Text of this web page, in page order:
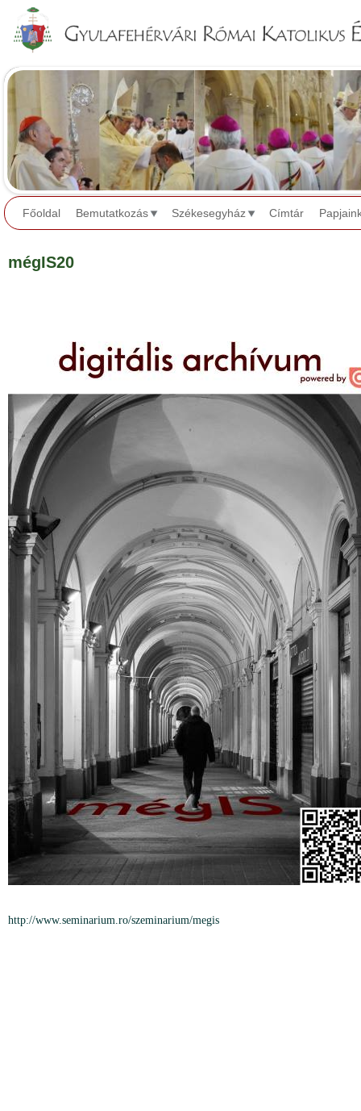
Főoldal Bemutatkozás Székesegyház Címtár
mégIS20
http://www.seminarium.ro/szeminarium/megis